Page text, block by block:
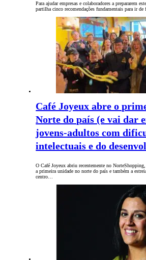
Para ajudar empresas e colaboradores a prepararem
partilha cinco recomendações fundamentais para ir
Café Joyeux abre o
Norte do país (e vai dar
jovens-adultos com
intelectuais e do
O Café Joyeux abriu recentemente no
a primeira unidade no norte do país e também a
centro…